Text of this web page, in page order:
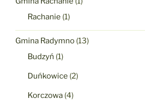
Rachanie (1)
Gmina Radymno (13)
Budzyń (1)
Duńkowice (2)
Korczowa (4)